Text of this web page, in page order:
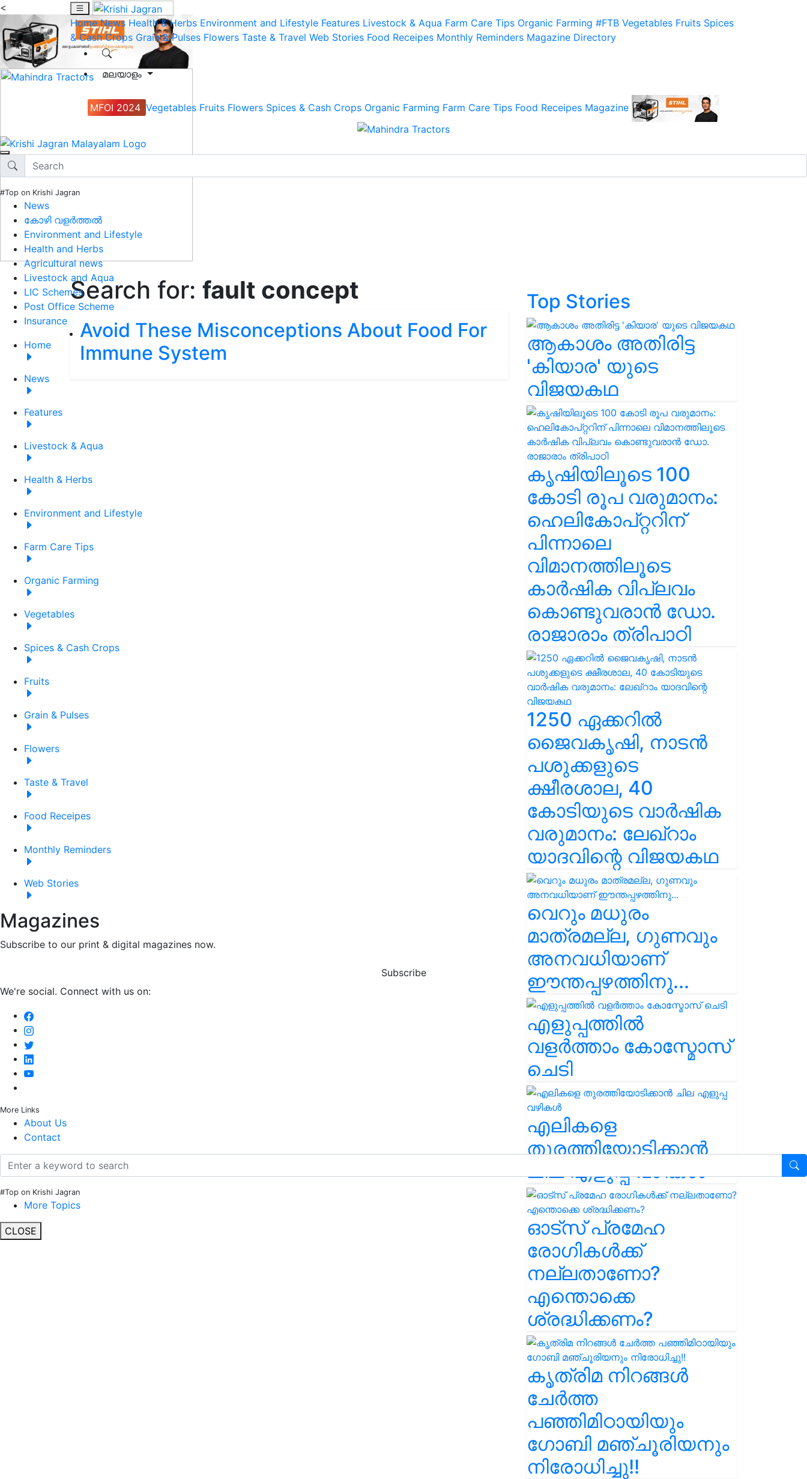
<
Home News Health & Herbs Environment and Lifestyle Features Livestock & Aqua Farm Care Tips Organic Farming #FTB Vegetables Fruits Spices
& Cash Crops Grain & Pulses Flowers Taste & Travel Web Stories Food Receipes Monthly Reminders Magazine Directory
മലയാളം
MFOI 2024 Vegetables Fruits Flowers Spices & Cash Crops Organic Farming Farm Care Tips Food Receipes Magazine
#Top on Krishi Jagran
News
കോഴി വളർത്തൽ
Environment and Lifestyle
Health and Herbs
Agricultural news
Livestock and Aqua
LIC Schemes
Post Office Scheme
Insurance
Home
News
Features
Livestock & Aqua
Health & Herbs
Environment and Lifestyle
Farm Care Tips
Organic Farming
Vegetables
Spices & Cash Crops
Fruits
Grain & Pulses
Flowers
Taste & Travel
Food Receipes
Monthly Reminders
Web Stories
Magazines
Subscribe to our print & digital magazines now.
Subscribe
We're social. Connect with us on:
More Links
About Us
Contact
#Top on Krishi Jagran
More Topics
CLOSE
Search for: fault concept
Avoid These Misconceptions About Food For
Immune System
Top Stories
ആകാശം അതിരിട്ട
'കിയാര' യുടെ
വിജയകഥ
കൃഷിയിലൂടെ 100
കോടി രൂപ വരുമാനം:
ഹെലികോപ്റ്ററിന്
പിന്നാലെ
വിമാനത്തിലൂടെ
കാർഷിക വിപ്ലവം
കൊണ്ടുവരാൻ ഡോ.
രാജാരാം ത്രിപാഠി
1250 ഏക്കറിൽ
ജൈവകൃഷി, നാടൻ
പശുക്കളുടെ
ക്ഷീരശാല, 40
കോടിയുടെ വാർഷിക
വരുമാനം: ലേഖ്‌റാം
യാദവിന്റെ വിജയകഥ
വെറും മധുരം
മാത്രമല്ല, ഗുണവും
അനവധിയാണ്
ഈന്തപ്പഴത്തിനു...
എളുപ്പത്തിൽ
വളർത്താം കോസ്മോസ്
ചെടി
എലികളെ
തുരത്തിയോടിക്കാൻ
ചില എളുപ്പ വഴികൾ
ഓട്സ് പ്രമേഹ
രോഗികൾക്ക്
നല്ലതാണോ?
എന്തൊക്കെ
ശ്രദ്ധിക്കണം?
കൃത്രിമ നിറങ്ങൾ
ചേർത്ത
പഞ്ഞിമിഠായിയും
ഗോബി മഞ്ചൂരിയനും
നിരോധിച്ചു!!